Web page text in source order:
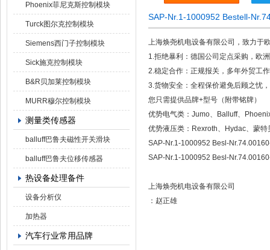
Phoenix菲尼克斯控制模块
Turck图尔克控制模块
Siemens西门子控制模块
Sick施克控制模块
B&R贝加莱控制模块
MURR穆尔控制模块
测量类传感器
balluff巴鲁夫磁性开关滑块
balluff巴鲁夫位移传感器
热设备处理备件
设备分析仪
加热器
汽车行业常用品牌
SAP-Nr.1-1000952 Bestell-
上海焕尧机电设备有限公司，致力于
1.拒绝暴利：德国公司定点采购，欧
2.稳定合作：正规报关，多年外贸工
3.货物安全：全程保价避免后顾之忧
您只需提供品牌+型号（附带铭牌）
优势电气类：Jumo、Balluff、
优势液压类：Rexroth、Hydac、蒙
SAP-Nr.1-1000952 Besl-
SAP-Nr.1-1000952 Besl-
上海焕尧机电设备有限公司
：赵正雄